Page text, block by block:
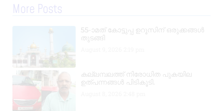
More Posts
55-ാമത് കോട്ടുപ്പ ഉറൂസിന് ഒരുക്കങ്ങൾ
തുടങ്ങി
കല്ലമ്പലത്ത് നിരോധിത പുകയില
ഉത്പന്നങ്ങൾ പിടികൂടി.